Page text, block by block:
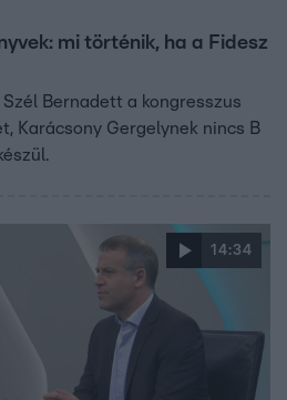
mi történik, ha a Fidesz
Bernadett a kongresszus
Karácsony Gergelynek nincs B
14:34